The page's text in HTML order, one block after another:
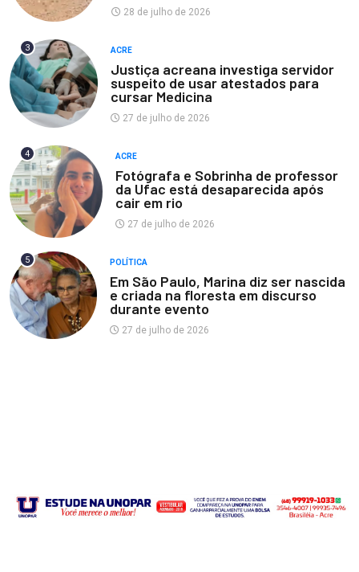
28 de julho de 2026
3 ACRE
Justiça acreana investiga servidor
suspeito de usar atestados para
cursar Medicina
27 de julho de 2026
4 ACRE
Fotógrafa e Sobrinha de professor
da Ufac está desaparecida após
cair em rio
27 de julho de 2026
5 POLÍTICA
Em São Paulo, Marina diz ser nascida
e criada na floresta em discurso
durante evento
27 de julho de 2026